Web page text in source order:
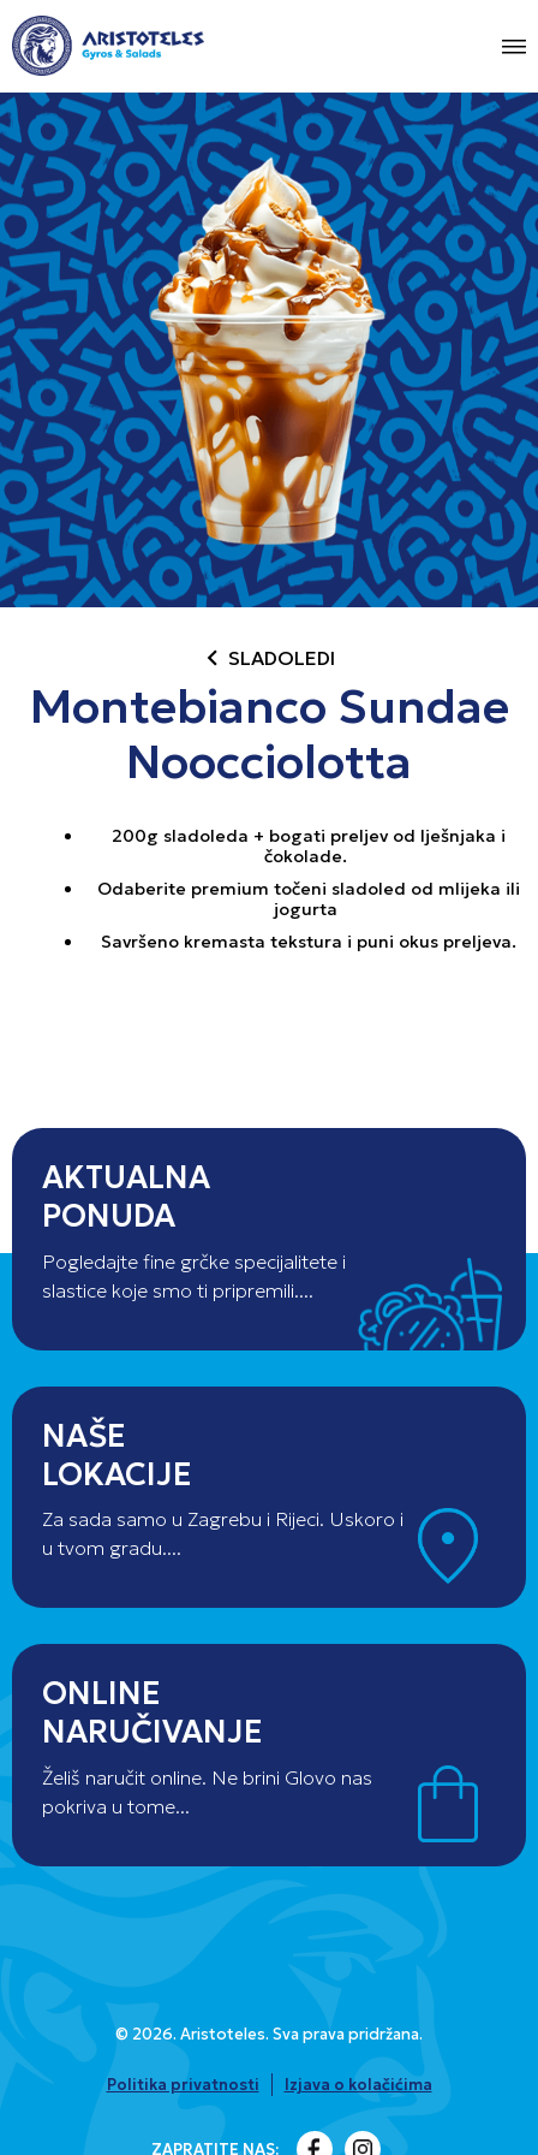
chevron_left SLADOLEDI
Montebianco Sundae
Noocciolotta
200g sladoleda + bogati preljev od lješnjaka i
čokolade.
Odaberite premium točeni sladoled od mlijeka ili
jogurta
Savršeno kremasta tekstura i puni okus preljeva.
AKTUALNA
PONUDA
Pogledajte fine grčke specijalitete i
slastice koje smo ti pripremili....
NAŠE
LOKACIJE
Za sada samo u Zagrebu i Rijeci. Uskoro i
u tvom gradu....
ONLINE
NARUČIVANJE
Želiš naručit online. Ne brini Glovo nas
pokriva u tome...
© 2026. Aristoteles. Sva prava pridržana.
Politika privatnosti Izjava o kolačićima
ZAPRATITE NAS: